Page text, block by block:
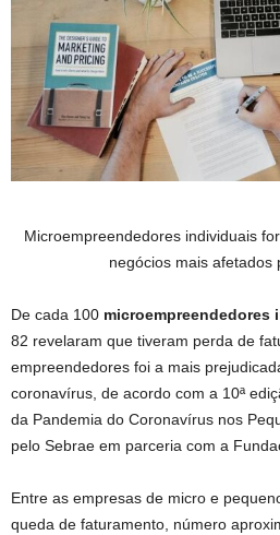
Microempreendedores individuais
negócios mais afetados
De cada 100 microempreendedores
82 revelaram que tiveram perda de
empreendedores foi a mais
coronavírus, de acordo com a 10ª
da Pandemia do Coronavírus nos
pelo Sebrae em parceria com a
Entre as empresas de micro e
queda de faturamento, número